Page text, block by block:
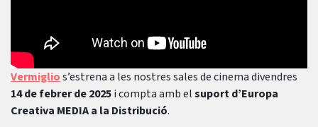
Vermiglios’estrena a les nostres sales de cinema divendres
14 de febrer de 2025i compta amb elsuport d’Europa
Creativa MEDIA a la Distribució.